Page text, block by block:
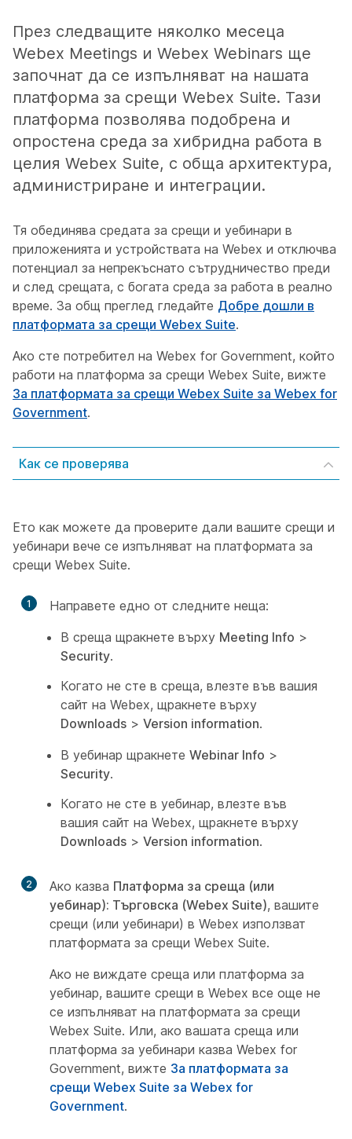
През следващите няколко месеца
Webex Meetings и Webex Webinars ще
започнат да се изпълняват на нашата
платформа за срещи Webex Suite. Тази
платформа позволява подобрена и
опростена среда за хибридна работа в
целия Webex Suite, с обща архитектура,
администриране и интеграции.
Тя обединява средата за срещи и уебинари в
приложенията и устройствата на Webex и отключва
потенциал за непрекъснато сътрудничество преди
и след срещата, с богата среда за работа в реално
време. За общ преглед гледайте Добре дошли в
платформата за срещи Webex Suite.
Ако сте потребител на Webex for Government, който
работи на платформа за срещи Webex Suite, вижте
За платформата за срещи Webex Suite за Webex for
Government.
Как се проверява
Ето как можете да проверите дали вашите срещи и
уебинари вече се изпълняват на платформата за
срещи Webex Suite.
1
Направете едно от следните неща:
В среща щракнете върху Meeting Info >
Security.
Когато не сте в среща, влезте във вашия
сайт на Webex, щракнете върху
Downloads > Version information.
В уебинар щракнете Webinar Info >
Security.
Когато не сте в уебинар, влезте във
вашия сайт на Webex, щракнете върху
Downloads > Version information.
2 Ако казва Платформа за среща (или
уебинар): Търговска (Webex Suite), вашите
срещи (или уебинари) в Webex използват
платформата за срещи Webex Suite.
Ако не виждате среща или платформа за
уебинар, вашите срещи в Webex все още не
се изпълняват на платформата за срещи
Webex Suite. Или, ако вашата среща или
платформа за уебинари казва Webex for
Government, вижте За платформата за
срещи Webex Suite за Webex for
Government.